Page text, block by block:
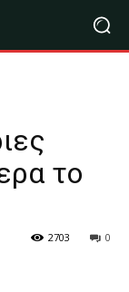
το
0
2703